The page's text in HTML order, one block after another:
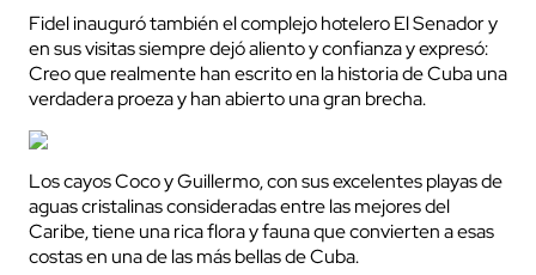
Fidel inauguró también el complejo hotelero El Senador y
en sus visitas siempre dejó aliento y confianza y expresó:
Creo que realmente han escrito en la historia de Cuba una
verdadera proeza y han abierto una gran brecha.
Los cayos Coco y Guillermo, con sus excelentes playas de
aguas cristalinas consideradas entre las mejores del
Caribe, tiene una rica flora y fauna que convierten a esas
costas en una de las más bellas de Cuba.